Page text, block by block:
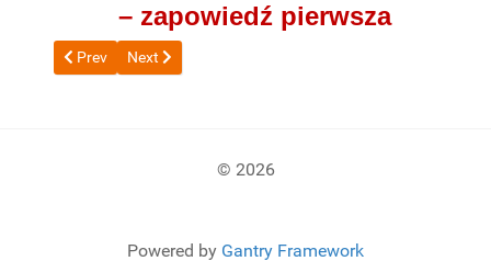
– zapowiedź pierwsza
Previous article: 21. 06. 2026 r.
Prev Next article: 31. 05. 2026 r.
Next
© 2026
Powered by Gantry Framework